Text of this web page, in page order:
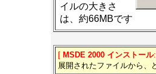
イルの大きさ
は、約66MBです
[ MSDE 2000 インストール
展開されたファイルから、